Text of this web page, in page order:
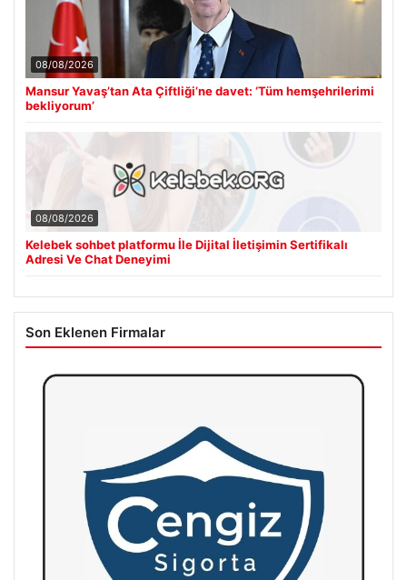
08/08/2026
Mansur Yavaş’tan Ata Çiftliği’ne davet: ‘Tüm hemşehrilerimi
bekliyorum’
08/08/2026
Kelebek sohbet platformu İle Dijital İletişimin Sertifikalı
Adresi Ve Chat Deneyimi
Son Eklenen Firmalar